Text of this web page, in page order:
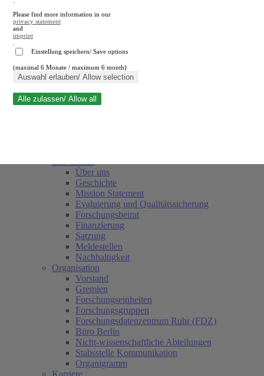
Suche schließen
Über uns
Geschichte
Mission Statement
Evaluierung und Qualitätssicherung
Forschungsbeirat
Finanzierung
Satzung
Meldestellen
Nachhaltigkeit
Organisation
Vorstand
Gremien
Forschungseinheiten
Forschungsgruppen
Forschungsdatenzentrum Ruhr (FDZ)
Büro Berlin
Nicht-wissenschaftliche Abteilungen
Stabsstelle Kommunikation
Organigramm
Karriere
Please find more information in our
privacy statement
and
imprint
Einstellung speichern/ Save options
(maximal 6 Monate / maximum 6 month)
Auswahl erlauben/ Allow selection
Alle zulassen/ Allow all